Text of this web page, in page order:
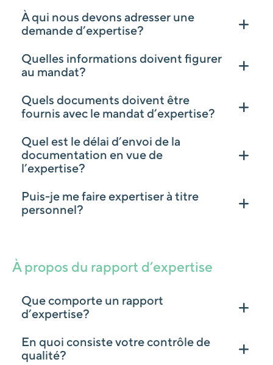
À qui nous devons adresser une
demande d’expertise?
Quelles informations doivent figurer
au mandat?
Quels documents doivent être
fournis avec le mandat d’expertise?
Quel est le délai d’envoi de la
documentation en vue de
l’expertise?
Puis-je me faire expertiser à titre
personnel?
À propos du rapport d’expertise
Que comporte un rapport
d’expertise?
En quoi consiste votre contrôle de
qualité?